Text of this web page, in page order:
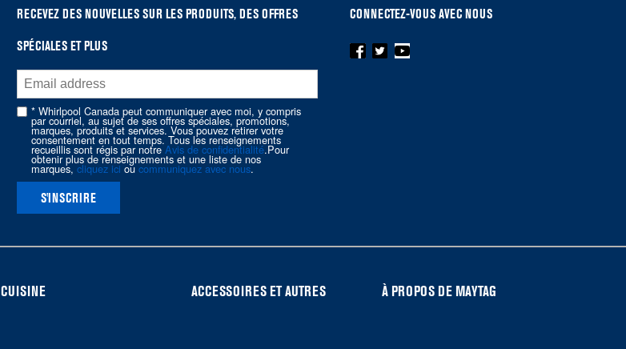
RECEVEZ DES NOUVELLES SUR LES PRODUITS, DES OFFRES
SPÉCIALES ET PLUS
* Whirlpool Canada peut communiquer avec moi, y compris
par courriel, au sujet de ses offres spéciales, promotions,
marques, produits et services. Vous pouvez retirer votre
consentement en tout temps. Tous les renseignements
recueillis sont régis par notreAvis de confidentialité.Pour
obtenir plus de renseignements et une liste de nos
marques,cliquez icioucommuniquez avec nous.
S'INSCRIRE
CONNECTEZ-VOUS AVEC NOUS
CUISINE ACCESSOIRES ET AUTRES À PROPOS DE MAYTAG